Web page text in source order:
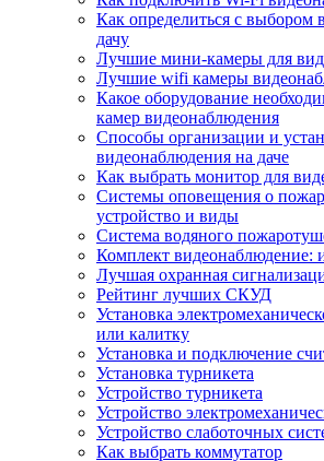
Как определиться с выбором
дачу
Лучшие мини-камеры для
Лучшие wifi камеры
Какое оборудование
камер видеонаблюдения
Способы организации и
видеонаблюдения на даче
Как выбрать монитор для
Системы оповещения о
устройство и виды
Система водяного
Комплект видеонаблюдение:
Лучшая охранная
Рейтинг лучших СКУД
Установка
или калитку
Установка и подключение
Установка турникета
Устройство турникета
Устройство
Устройство слаботочных
Как выбрать коммутатор